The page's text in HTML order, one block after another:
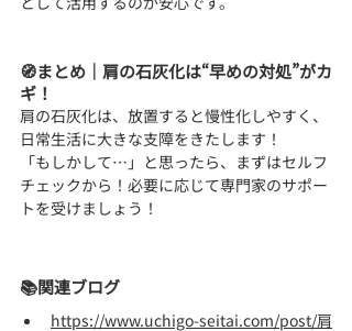
🧭まとめ｜肩の石灰化は“早めの対処”がカ
ギ！
肩の石灰化は、放置すると慢性化しやすく、
日常生活に大きな支障をきたします！
「もしかして…」と思ったら、まずはセルフ
チェックから！必要に応じて専門家のサポー
トを受けましょう！
📚関連ブログ
https://www.uchigo-seitai.com/post/肩